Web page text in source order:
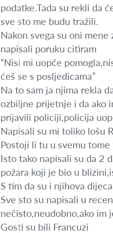
podatke.Tada su rekli da
sve sto me budu tražili.
Nakon svega su oni
napisali poruku citiram
“Nisi mi uopće
ćeš se s posljedicama”
Na to sam ja njima rekla
ozbiljne prijetnje i da ako
prijavili policiji,policija
Napisali su mi toliko lošu
Postoji li tu u svemu
Isto tako napisali su da 2
požara koji je bio u
S tim da su i njihova
Sve sto su napisali u
nečisto,neudobno,ako im
Gosti su bili Francuzi